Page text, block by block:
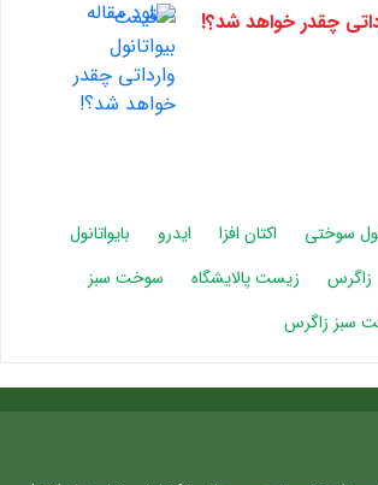
چقدر خواهد شد؟!
سوختی اکتان افزا ایدرو
بایواتانول
زاگرس زیست پالایشگاه
سوخت سبز
سبز زاگرس